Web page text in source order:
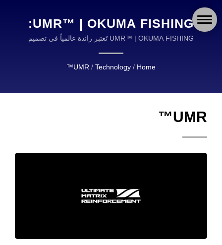
UMR™ | OKUMA FISHING:
عدة صيد عالية الجودة مدعومة
بخبرة 30 عاماً
UMR™ | OKUMA FISHING تَعتبر رائدة عالمياً في تصميم
Home
/
Technology
/
UMR™
UMR™